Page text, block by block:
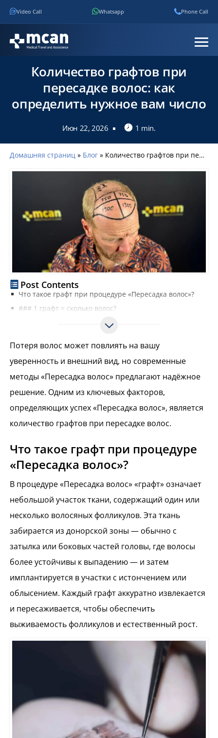
Video Call Whatsapp Phone Call
Количество графтов при
пересадке волос: как
определить нужное вам число
Июн 22, 2026 1 min.
Домашняя страниц » Блог » Количество графтов при пересадке волос: как определить нужное вам число
Post Contents
Что такое графт при процедуре «Пересадка волос»?
### 1 графт = сколько волос?
Как рассчитать количество графтов при пересадке волос
Какие результаты ожидать в зависимости от количества графтов
FAQ о графтах при пересадке волос
Какое максимальное количество графтов можно пересадить за одну сессию?
Сколько графтов нужно для естественной линии роста волос?
Можно ли разделить большое количество графтов на несколько сессий?
Как рассчитать количество графтов, необходимое для макушки?
Сколько волос обычно содержит 1 графт?
Что делать, если в будущем потребуется дополнительное количество графтов?
Влияет ли количество графтов на стоимость пересадки волос?
Как хирурги обеспечивают равномерное размещение графтов?
Существует ли предел по количеству графтов, которые можно извлечь из донорской зоны?
Пересадка волос в Турции: неограниченное количество графтов с MCAN Health
Потеря волос может повлиять на вашу
уверенность и внешний вид, но современные
методы «Пересадка волос» предлагают надёжное
решение. Одним из ключевых факторов,
определяющих успех «Пересадка волос», является
количество графтов при пересадке волос.
Что такое графт при процедуре
«Пересадка волос»?
В процедуре «Пересадка волос» «графт» означает
небольшой участок ткани, содержащий один или
несколько волосяных фолликулов. Эта ткань
забирается из донорской зоны — обычно с
затылка или боковых частей головы, где волосы
более устойчивы к выпадению — и затем
имплантируется в участки с истончением или
облысением. Каждый графт аккуратно извлекается
и пересаживается, чтобы обеспечить
выживаемость фолликулов и естественный рост.